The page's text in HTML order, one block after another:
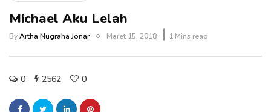
Michael Aku Lelah
ByArtha Nugraha Jonar Maret 15, 2018 1 Mins read
0 2562 0